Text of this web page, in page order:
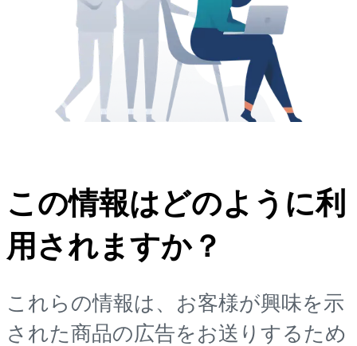
この情報はどのように利
用されますか？
これらの情報は、お客様が興味を示
された商品の広告をお送りするため